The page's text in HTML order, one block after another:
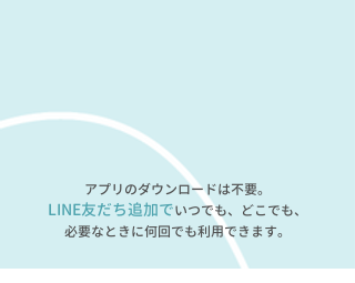
アプリのダウンロードは不要。
LINE友だち追加でいつでも、どこでも、
必要なときに何回でも利用できます。